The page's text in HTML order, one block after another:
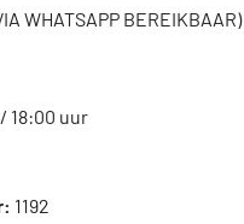
WHATSAPP BEREIKBAAR)
18:00 uur
1192